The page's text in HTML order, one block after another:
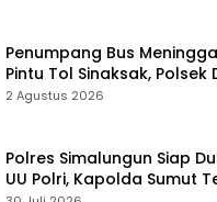
Penumpang Bus
Pintu Tol Sinaksak, Polsek
Nanggar Gerak Cepat Olah
2 Agustus 2026
Polres Simalungun Siap
UU Polri, Kapolda Sumut